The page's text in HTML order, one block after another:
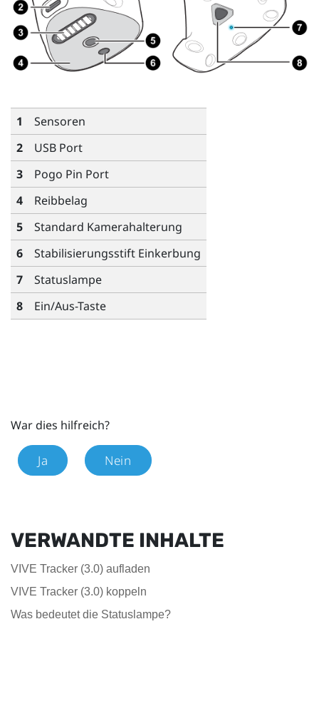
1
Sensoren
2
USB Port
3
Pogo Pin Port
4
Reibbelag
5
Standard Kamerahalterung
6
Stabilisierungsstift Einkerbung
7
Statuslampe
8
Ein/Aus-Taste
War dies hilfreich?
Ja Nein
VERWANDTE INHALTE
VIVE Tracker (3.0) aufladen
VIVE Tracker (3.0) koppeln
Was bedeutet die Statuslampe?